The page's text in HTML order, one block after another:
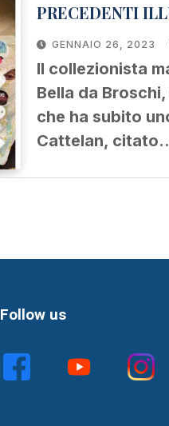
PRECEDENTI
GENNAIO 26, 2023
Il collezionista
Bella da
che ha subito
Cattelan,
Follow us